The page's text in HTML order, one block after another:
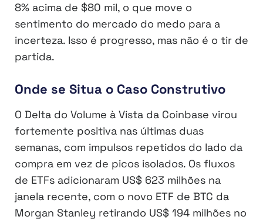
8% acima de $80 mil, o que move o
sentimento do mercado do medo para a
incerteza. Isso é progresso, mas não é o tir de
partida.
Onde se Situa o Caso Construtivo
O Delta do Volume à Vista da Coinbase virou
fortemente positiva nas últimas duas
semanas, com impulsos repetidos do lado da
compra em vez de picos isolados. Os fluxos
de ETFs adicionaram US$ 623 milhões na
janela recente, com o novo ETF de BTC da
Morgan Stanley retirando US$ 194 milhões no